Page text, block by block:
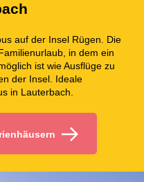
auf der Insel Rügen. Die
in dem ein
ist wie Ausflüge zu
der Insel. Ideale
in Lauterbach.